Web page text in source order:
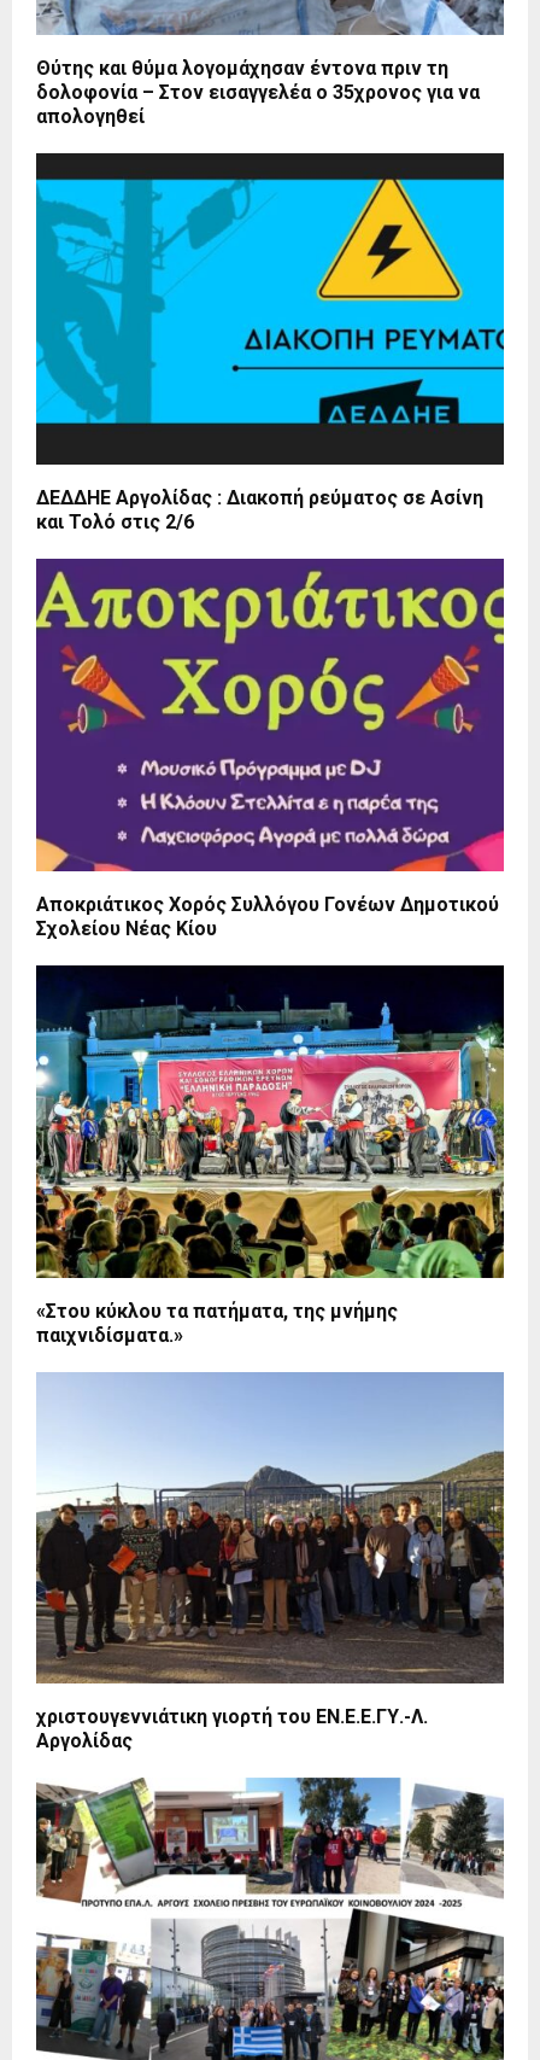
Θύτης και θύμα λογομάχησαν έντονα πριν τη
δολοφονία – Στον εισαγγελέα ο 35χρονος για να
απολογηθεί
ΔΕΔΔΗΕ Αργολίδας : Διακοπή ρεύματος σε Ασίνη
και Τολό στις 2/6
Αποκριάτικος Χορός Συλλόγου Γονέων Δημοτικού
Σχολείου Νέας Κίου
«Στου κύκλου τα πατήματα, της μνήμης
παιχνιδίσματα.»
χριστουγεννιάτικη γιορτή του ΕΝ.Ε.Ε.ΓΥ.-Λ.
Αργολίδας